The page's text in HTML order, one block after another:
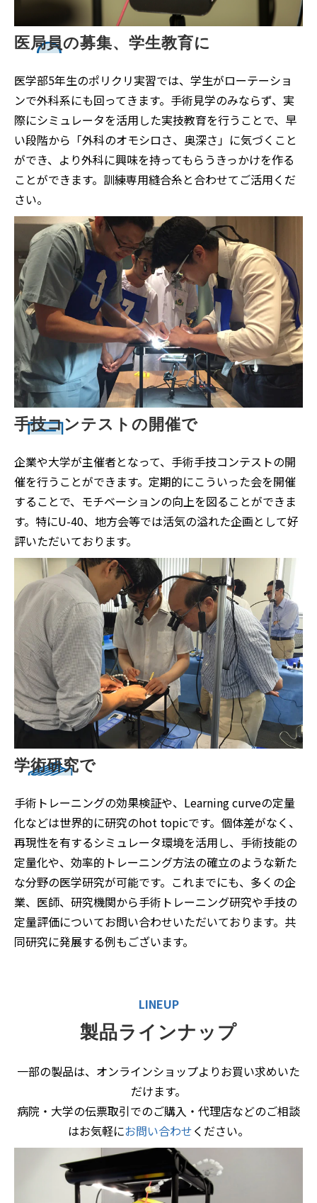
医局員の募集、学生教育に
医学部5年生のポリクリ実習では、学生がローテーショ
ンで外科系にも回ってきます。手術見学のみならず、実
際にシミュレータを活用した実技教育を行うことで、早
い段階から「外科のオモシロさ、奥深さ」に気づくこと
ができ、より外科に興味を持ってもらうきっかけを作る
ことができます。訓練専用縫合糸と合わせてご活用くだ
さい。
手技コンテストの開催で
企業や大学が主催者となって、手術手技コンテストの開
催を行うことができます。定期的にこういった会を開催
することで、モチベーションの向上を図ることができま
す。特にU-40、地方会等では活気の溢れた企画として好
評いただいております。
学術研究で
手術トレーニングの効果検証や、Learning curveの定量
化などは世界的に研究のhot topicです。個体差がなく、
再現性を有するシミュレータ環境を活用し、手術技能の
定量化や、効率的トレーニング方法の確立のような新た
な分野の医学研究が可能です。これまでにも、多くの企
業、医師、研究機関から手術トレーニング研究や手技の
定量評価についてお問い合わせいただいております。共
同研究に発展する例もございます。
LINEUP
製品ラインナップ
一部の製品は、オンラインショップよりお買い求めいた
だけます。
病院・大学の伝票取引でのご購入・代理店などのご相談
はお気軽にお問い合わせください。